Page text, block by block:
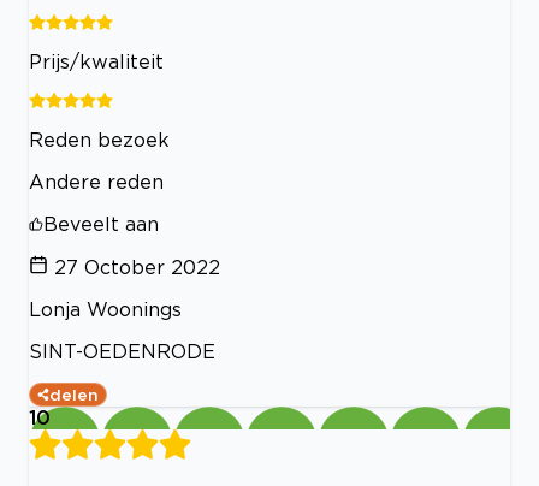
Prijs/kwaliteit
Reden bezoek
Andere reden
Beveelt aan
27 October 2022
Lonja Woonings
SINT-OEDENRODE
delen
10